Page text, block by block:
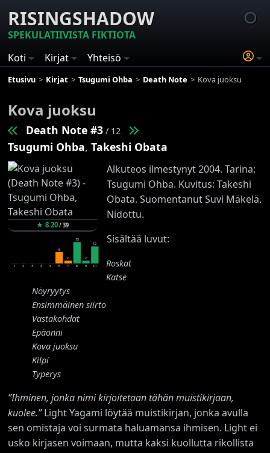
RISINGSHADOW
SPEKULATIIVISTA FIKTIOTA
Koti
Kirjat Yhteisö
Etusivu Kirjat Tsugumi Ohba Death Note Kova juoksu
Kova juoksu
Death Note #3 / 12
Tsugumi Ohba,Takeshi Obata
★8.20/39
1 2 3 4 5
8
6
2
7
15
8
2
9
12
10
Alkuteos ilmestynyt 2004. Tarina:
Tsugumi Ohba. Kuvitus: Takeshi
Obata. Suomentanut Suvi Mäkelä.
Nidottu.
Sisältää luvut:
Roskat
Katse
Nöyryytys
Ensimmäinen siirto
Vastakohdat
Epäonni
Kova juoksu
Kilpi
Typerys
”Ihminen, jonka nimi kirjoitetaan tähän muistikirjaan,
kuolee.”Light Yagami löytää muistikirjan, jonka avulla
sen omistaja voi surmata haluamansa ihmisen. Light ei
usko kirjasen voimaan, mutta kaksi kuollutta rikollista